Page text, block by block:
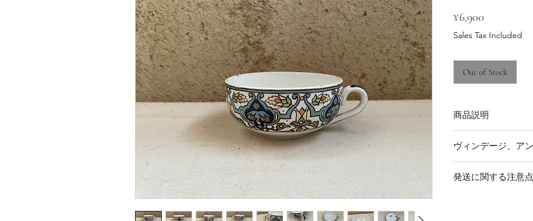
¥6,900
Sales Tax Included
Out of Stock
商品説明
ンヌ
18世紀末にドイツと
ンヌにて開窯後に、
ヴィンデージ、ア
物とは少し違う場合
発送に関する注意点